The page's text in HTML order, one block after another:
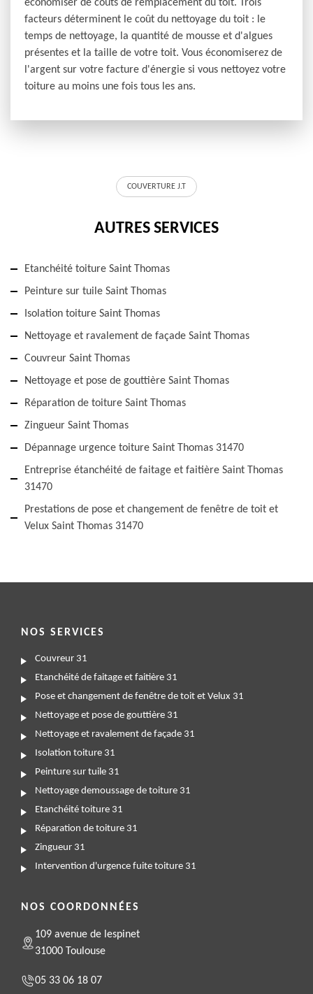
économiser de coûts de remplacement du toit. Trois
facteurs déterminent le coût du nettoyage du toit : le
temps de nettoyage, la quantité de mousse et d'algues
présentes et la taille de votre toit. Vous économiserez de
l'argent sur votre facture d'énergie si vous nettoyez votre
toiture au moins une fois tous les ans.
COUVERTURE J.T
AUTRES SERVICES
Etanchéité toiture Saint Thomas
Peinture sur tuile Saint Thomas
Isolation toiture Saint Thomas
Nettoyage et ravalement de façade Saint Thomas
Couvreur Saint Thomas
Nettoyage et pose de gouttière Saint Thomas
Réparation de toiture Saint Thomas
Zingueur Saint Thomas
Dépannage urgence toiture Saint Thomas 31470
Entreprise étanchéité de faitage et faitière Saint Thomas
31470
Prestations de pose et changement de fenêtre de toit et
Velux Saint Thomas 31470
NOS SERVICES
Couvreur 31
Etanchéité de faitage et faitière 31
Pose et changement de fenêtre de toit et Velux 31
Nettoyage et pose de gouttière 31
Nettoyage et ravalement de façade 31
Isolation toiture 31
Peinture sur tuile 31
Nettoyage demoussage de toiture 31
Etanchéité toiture 31
Réparation de toiture 31
Zingueur 31
Intervention d'urgence fuite toiture 31
NOS COORDONNÉES
109 avenue de lespinet
31000 Toulouse
05 33 06 18 07